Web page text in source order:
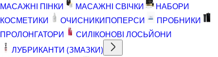
МАСАЖНІ ПІНКИ
МАСАЖНІ СВІЧКИ
НАБОРИ
КОСМЕТИКИ
ОЧИСНИКИПОПЕРСИ
ПРОБНИКИ
ПРОЛОНГАТОРИ
СИЛІКОНОВІ ЛОСЬЙОНИ
ЛУБРИКАНТИ (ЗМАЗКИ)